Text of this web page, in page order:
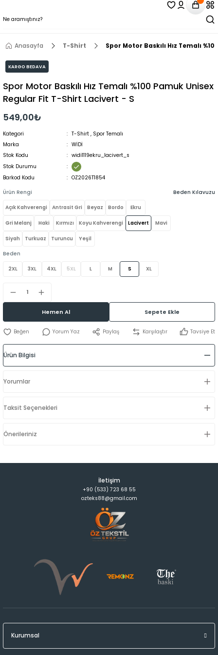
Anasayfa T-Shirt Spor Motor Baskılı Hız Temalı
KARGO BEDAVA
Spor Motor Baskılı Hız Temalı %100 Pamuk Unisex
Regular Fit T-Shirt Lacivert - S
549,00₺
Kategori T-Shirt , Spor Temalı
Marka
WİDİ
Stok Kodu
widi1119ekru_lacivert_s
Stok Durumu
Barkod Kodu
OZ2026T1854
Ürün Rengi
Açık Kahverengi Antrasit Gri Beyaz Bordo Ekru
Gri Melanj Haki Kırmızı Koyu Kahverengi Lacivert Mavi
Siyah Turkuaz Turuncu Yeşil
Beden
2XL 3XL 4XL 5XL L M S XL
Beden Kılavuzu
Hemen Al Sepete Ekle
Yorum Yaz Paylaş Karşılaştır Tavsiye Et
Ürün Bilgisi
Yorumlar
Taksit Seçenekleri
Önerileriniz
İletişim
+90 (533) 723 68 55
ozteks88@gmail.com
Kurumsal